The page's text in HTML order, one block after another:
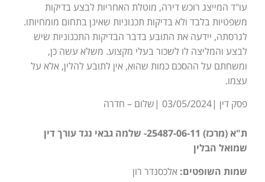
עו"ד המייצג רוכש דירה, מוטלת האחריות לבצע בדיקות
משפטיות בלבד ולא בדיקות תכנוניות שאינן בתחום מומחיותו.
לגרסתה, יידעה את התובע בדבר הבדיקות התכנוניות שיש
לבצע והמליצה לו לשכור בעלי מקצוע. משלא עשה כן,
ומשחתם על ההסכם כמות שהוא, אין לתובע להלין, אלא על
עצמו.
פסק דין |03/05/2024 |שלום – חדרה
ת"א (מרכז) 25487-06-11- שלמה גבאי נגד עורך דין
שמואל הבלין
שמות השופטים: אלכסנדר רון